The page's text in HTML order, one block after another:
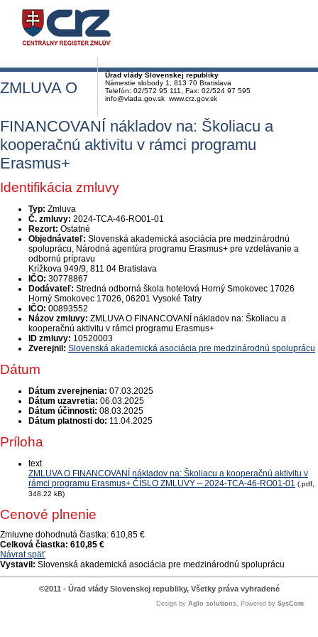
Úrad vlády Slovenskej republiky
Námestie slobody 1, 813 70 Bratislava
Telefón: 02/572 95 111, Fax: 02/524 97 595
info@vlada.gov.sk www.crz.gov.sk
ZMLUVA O
FINANCOVANÍ nákladov na: Školiacu a
kooperačnú aktivitu v rámci programu
Erasmus+
Identifikácia zmluvy
Typ: Zmluva
Č. zmluvy: 2024-TCA-46-RO01-01
Rezort: Ostatné
Objednávateľ: Slovenská akademická asociácia pre medzinárodnú
spoluprácu, Národná agentúra programu Erasmus+ pre vzdelávanie a
odbornú prípravu
Krížkova 949/9, 811 04 Bratislava
IČO: 30778867
Dodávateľ: Stredná odborná škola hotelová Horný Smokovec 17026
Horný Smokovec 17026, 06201 Vysoké Tatry
IČO: 00893552
Názov zmluvy: ZMLUVA O FINANCOVANÍ nákladov na: Školiacu a
kooperačnú aktivitu v rámci programu Erasmus+
ID zmluvy: 10520003
Zverejnil: Slovenská akademická asociácia pre medzinárodnú spoluprácu
Dátum
Dátum zverejnenia: 07.03.2025
Dátum uzavretia: 06.03.2025
Dátum účinnosti: 08.03.2025
Dátum platnosti do: 11.04.2025
Príloha
text
ZMLUVA O FINANCOVANÍ nákladov na: Školiacu a kooperačnú aktivitu v
rámci programu Erasmus+ ČÍSLO ZMLUVY – 2024-TCA-46-RO01-01 (.pdf,
348.22 kB)
Cenové plnenie
Zmluvne dohodnutá čiastka: 610,85 €
Celková čiastka: 610,85 €
Návrat späť
Vystavil: Slovenská akademická asociácia pre medzinárodnú spoluprácu
©2011 - Úrad vlády Slovenskej republiky, Všetky práva vyhradené
Design by Aglo solutions, Powered by SysCom